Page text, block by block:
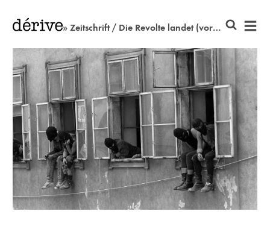
» Zeitschrift / Die Revolte landet (vorerst) im Museum